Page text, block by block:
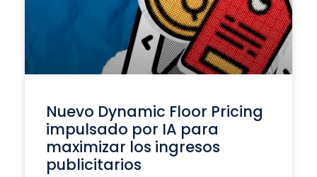
Nuevo Dynamic Floor Pricing
impulsado por IA para
maximizar los ingresos
publicitarios